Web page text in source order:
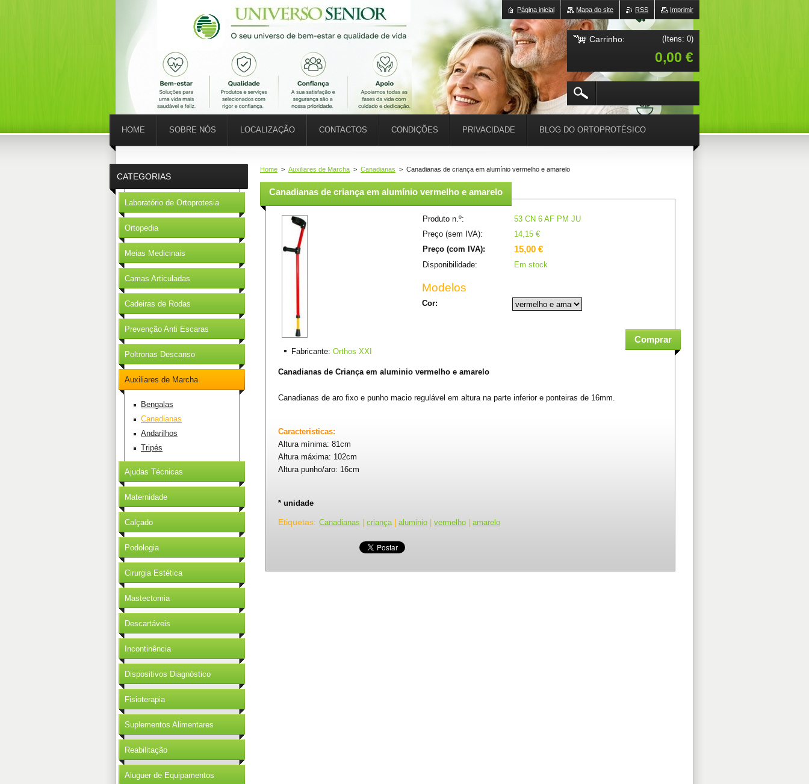
Home > Auxiliares de Marcha > Canadianas > Canadianas de criança em alumínio vermelho e amarelo
Canadianas de criança em alumínio vermelho e amarelo
Produto n.º:
53 CN 6 AF PM JU
Preço (sem IVA):
14,15 €
Preço (com IVA):
15,00 €
Disponibilidade: Em stock
Modelos
Cor:
Fabricante: Orthos XXI
Canadianas de Criança em aluminio vermelho e amarelo
Canadianas de aro fixo e punho macio regulável em altura na parte inferior e ponteiras de 16mm.
Caracteristicas:
Altura mínima: 81cm
Altura máxima: 102cm
Altura punho/aro: 16cm
* unidade
Etiquetas: Canadianas criança aluminio vermelho amarelo
CATEGORIAS
Laboratório de Ortoprotesia
Ortopedia
Meias Medicinais
Camas Articuladas
Cadeiras de Rodas
Prevenção Anti Escaras
Poltronas Descanso
Auxiliares de Marcha
Bengalas
Canadianas
Andarilhos
Tripés
Ajudas Técnicas
Maternidade
Calçado
Podologia
Cirurgia Estética
Mastectomia
Descartáveis
Incontinência
Dispositivos Diagnóstico
Fisioterapia
Suplementos Alimentares
Reabilitação
Aluguer de Equipamentos
HOME SOBRE NÓS LOCALIZAÇÃO CONTACTOS CONDIÇÕES PRIVACIDADE BLOG DO ORTOPROTÉSICO
Imprimir
RSS
Mapa do site
Página inicial
Carrinho: (Itens: 0)
0,00 €